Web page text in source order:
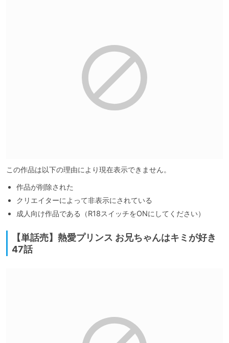
この作品は以下の理由により現在表示できません。
作品が削除された
クリエイターによって非表示にされている
成人向け作品である（R18スイッチをONにしてください）
【単話売】熱愛プリンス お兄ちゃんはキミが好き
47話